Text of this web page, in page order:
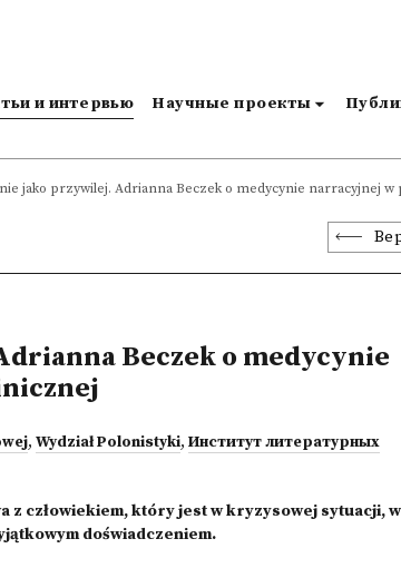
и интервью Научные проекты
jako przywilej. Adrianna Beczek o medycynie narracyjnej w
Beczek o medycynie
, Wydział Polonistyki, Институт литературных
z człowiekiem, który jest w kryzysowej sytuacji,
doświadczeniem.